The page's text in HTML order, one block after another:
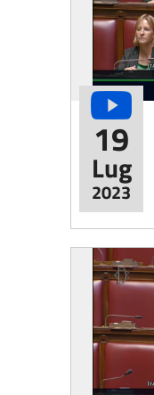
19
Lug
2023